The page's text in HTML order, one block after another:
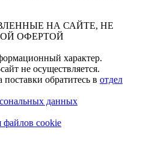
НА САЙТЕ, НЕ
ОФЕРТОЙ
характер.
не осуществляется.
обратитесь в отдел
данных
файлов cookie